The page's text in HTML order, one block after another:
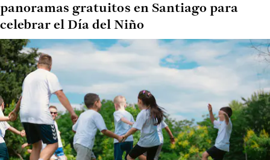
panoramas gratuitos en Santiago para
celebrar el Día del Niño